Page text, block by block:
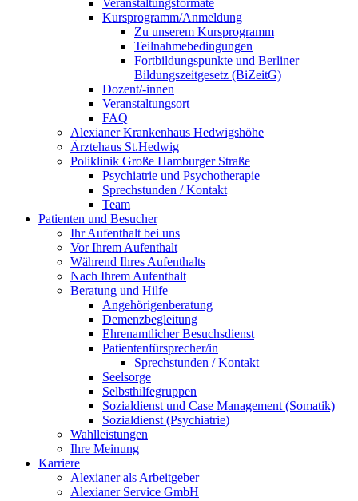
Kursprogramm/Anmeldung
Zu unserem Kursprogramm
Teilnahmebedingungen
Fortbildungspunkte und Berliner
Bildungszeitgesetz (BiZeitG)
Dozent/-innen
Veranstaltungsort
FAQ
Alexianer Krankenhaus Hedwigshöhe
Ärztehaus St.Hedwig
Poliklinik Große Hamburger Straße
Psychiatrie und Psychotherapie
Sprechstunden / Kontakt
Team
Patienten und Besucher
Ihr Aufenthalt bei uns
Vor Ihrem Aufenthalt
Während Ihres Aufenthalts
Nach Ihrem Aufenthalt
Beratung und Hilfe
Angehörigenberatung
Demenzbegleitung
Ehrenamtlicher Besuchsdienst
Patientenfürsprecher/in
Sprechstunden / Kontakt
Seelsorge
Selbsthilfegruppen
Sozialdienst und Case Management (Somatik)
Sozialdienst (Psychiatrie)
Wahlleistungen
Ihre Meinung
Karriere
Alexianer als Arbeitgeber
Alexianer Service GmbH